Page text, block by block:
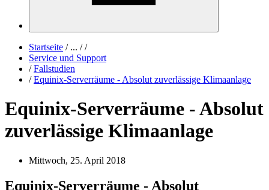
Startseite /... / /
Service und Support
/ Fallstudien
/ Equinix-Serverräume - Absolut zuverlässige Klimaanlage
Equinix-Serverräume - Absolut
zuverlässige Klimaanlage
Mittwoch, 25. April 2018
Equinix-Serverräume - Absolut